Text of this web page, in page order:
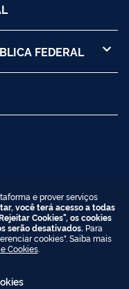
FEDERAL
e prover serviços
você terá acesso a todas
Cookies", os cookies
serão desativados. Para
cookies". Saiba mais
Cookies.